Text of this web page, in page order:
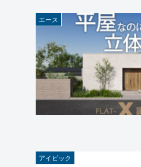
エース
アイビック